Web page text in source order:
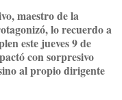
maestro de la
lo recuerdo a
este jueves 9 de
con sorpresivo
al propio dirigente